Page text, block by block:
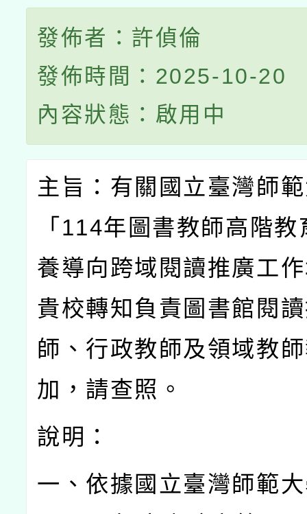
發佈者：許偵倫
發佈時間：2025-10-20
內容狀態：啟用中
主旨：有關國立臺灣師
「 114年圖書教師高階教
養導向跨域閱讀推廣工
貴校轉知負責圖書館閱
師、行政教師及領域教
加，請查照。
說明：
一、依據國立臺灣師範